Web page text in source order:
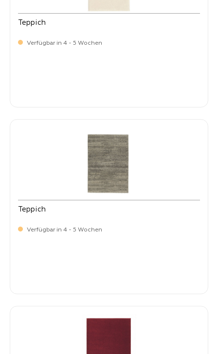
Teppich
Verfügbar in 4 - 5 Wochen
Teppich
Verfügbar in 4 - 5 Wochen